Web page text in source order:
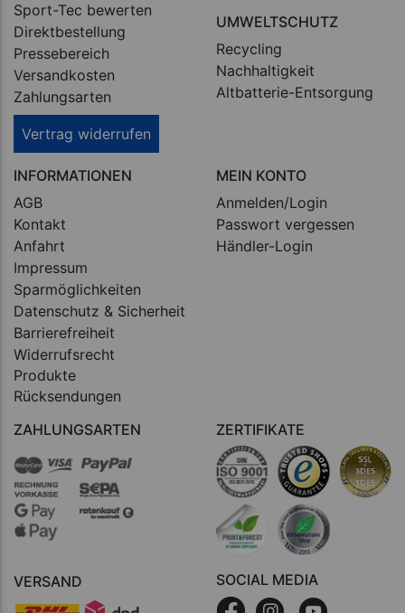
Sport-Tec bewerten
Direktbestellung
Pressebereich
Versandkosten
Zahlungsarten
Vertrag widerrufen
UMWELTSCHUTZ
Recycling
Nachhaltigkeit
Altbatterie-Entsorgung
INFORMATIONEN
AGB
Kontakt
Anfahrt
Impressum
Sparmöglichkeiten
Datenschutz & Sicherheit
Barrierefreiheit
Widerrufsrecht
Produkte
Rücksendungen
MEIN KONTO
Anmelden/Login
Passwort vergessen
Händler-Login
ZAHLUNGSARTEN
VERSAND
ZERTIFIKATE
SOCIAL MEDIA